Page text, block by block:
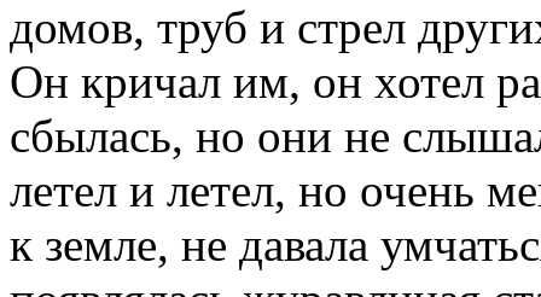
домов, труб и стрел
Он кричал им, он хотел
сбылась, но они не
летел и летел, но очень
к земле, не давала